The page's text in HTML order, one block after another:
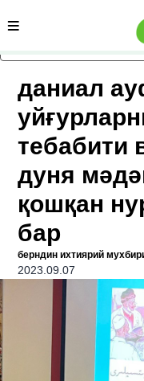
асаслиқ мәзмунға
сәһипә
даниал
тебабити
дуня
қошқан
бар
берндин ихтиярий
2023.09.07